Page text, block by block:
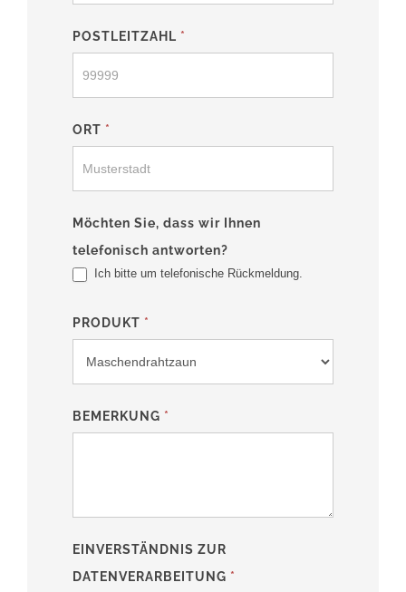
POSTLEITZAHL *
ORT *
Möchten Sie, dass wir Ihnen
telefonisch antworten?
Ich bitte um telefonische Rückmeldung.
PRODUKT *
BEMERKUNG *
EINVERSTÄNDNIS ZUR
DATENVERARBEITUNG *